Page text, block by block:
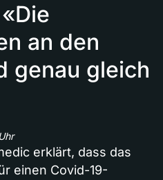
an den
genau gleich
erklärt, dass das
einen Covid-19-